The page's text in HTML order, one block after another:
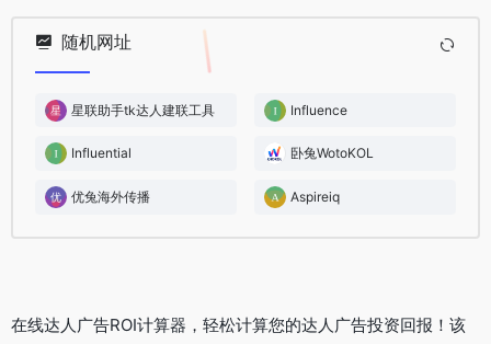
随机网址
星联助手tk达人建联工具 Influence
Influential 卧兔WotoKOL
优兔海外传播 Aspireiq
在线达人广告ROI计算器，轻松计算您的达人广告投资回报！该